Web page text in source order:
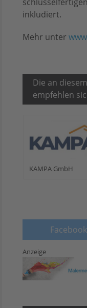
Facebook
inkludiert.
Mehr unter
Die an
empfehlen
KAMPA GmbH
Anzeige